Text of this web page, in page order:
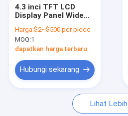
Kontrol Kualitas
Berita
4.3 inci TFT LCD
Display Panel Wide
Industrial Grade
Display
Harga:$2~$500 per piece
MOQ:1
dapatkan harga terbaru
Hubungi sekarang
Lihat Lebih